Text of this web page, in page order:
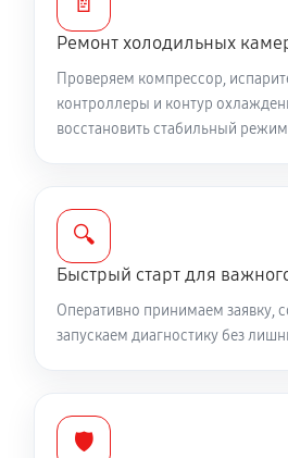
Ремонт холодильных
Проверяем компрессор,
контроллеры и контур
восстановить стабильный режим
🔍
Быстрый старт для
Оперативно принимаем заявку,
запускаем диагностику без
🛡️